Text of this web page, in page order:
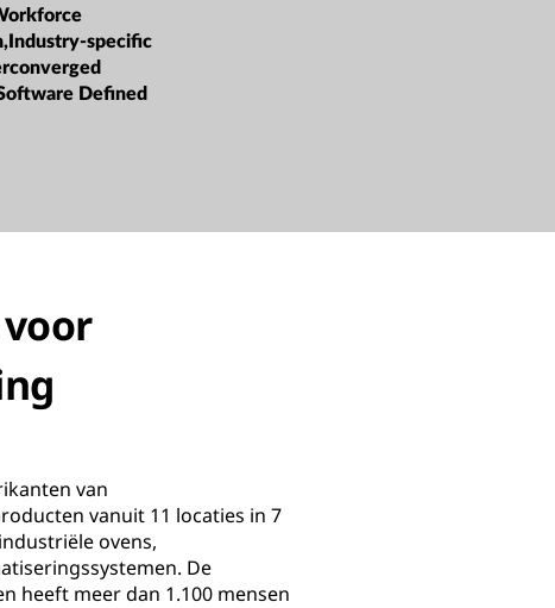
specific
Defined
van
vanuit 11 locaties in 7
ovens,
De
heeft meer dan 1.100 mensen